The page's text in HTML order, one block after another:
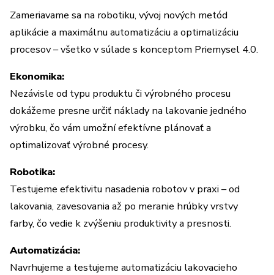
Zameriavame sa na robotiku, vývoj nových metód
aplikácie a maximálnu automatizáciu a optimalizáciu
procesov – všetko v súlade s konceptom Priemysel 4.0.
Ekonomika:
Nezávisle od typu produktu či výrobného procesu
dokážeme presne určiť náklady na lakovanie jedného
výrobku, čo vám umožní efektívne plánovať a
optimalizovať výrobné procesy.
Robotika:
Testujeme efektivitu nasadenia robotov v praxi – od
lakovania, zavesovania až po meranie hrúbky vrstvy
farby, čo vedie k zvýšeniu produktivity a presnosti.
Automatizácia:
Navrhujeme a testujeme automatizáciu lakovacieho